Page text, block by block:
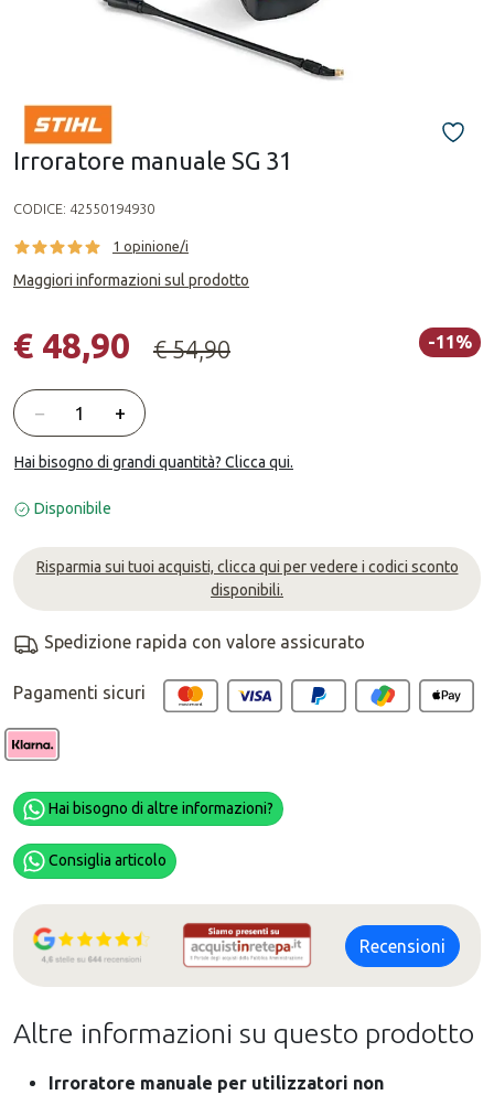
Irroratore manuale SG 31
CODICE: 42550194930
1 opinione/i
Maggiori informazioni sul prodotto
-11%
€ 48,90 € 54,90
Quantità
− +
Hai bisogno di grandi quantità? Clicca qui.
Disponibile
Risparmia sui tuoi acquisti, clicca qui per vedere i codici sconto
disponibili.
Spedizione rapida con valore assicurato
Pagamenti sicuri
Hai bisogno di altre informazioni?
Consiglia articolo
Recensioni
Altre informazioni su questo prodotto
Irroratore manuale per utilizzatori non